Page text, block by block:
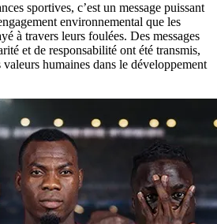
sportives, c’est un message puissant
environnemental que les
à travers leurs foulées. Des messages
et de responsabilité ont été transmis,
humaines dans le développement